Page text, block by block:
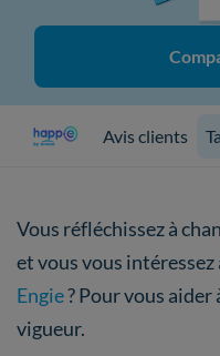
Avis clients
Vous réfléchissez à
et vous vous
Engie? Pour vous
vigueur.